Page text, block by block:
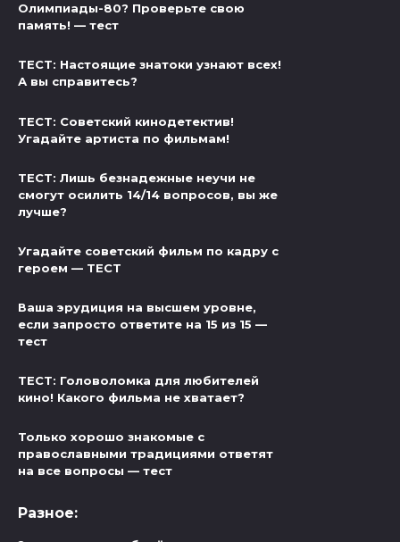
Олимпиады-80? Проверьте свою
память! — тест
ТЕСТ: Настоящие знатоки узнают всех!
А вы справитесь?
ТЕСТ: Советский кинодетектив!
Угадайте артиста по фильмам!
ТЕСТ: Лишь безнадежные неучи не
смогут осилить 14/14 вопросов, вы же
лучше?
Угадайте советский фильм по кадру с
героем — ТЕСТ
Ваша эрудиция на высшем уровне,
если запросто ответите на 15 из 15 —
тест
ТЕСТ: Головоломка для любителей
кино! Какого фильма не хватает?
Только хорошо знакомые с
православными традициями ответят
на все вопросы — тест
Разное: